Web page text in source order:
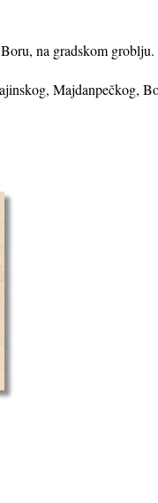
na gradskom groblju.
Majdanpečkog,